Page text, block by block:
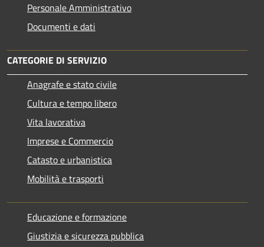
Personale Amministrativo
Documenti e dati
CATEGORIE DI SERVIZIO
Anagrafe e stato civile
Cultura e tempo libero
Vita lavorativa
Imprese e Commercio
Catasto e urbanistica
Mobilità e trasporti
Educazione e formazione
Giustizia e sicurezza pubblica